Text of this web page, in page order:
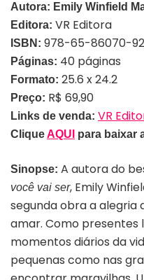
Autora: Emily Winfield
Editora: VR Editora
ISBN: 978-65-86070-
Páginas: 40 páginas
Formato: 25.6 x 24.2
Preço: R$ 69,90
Links de venda: VR
CliqueAQUI para baixar
Sinopse: A autora do
você vai ser, Emily
segunda obra a alegria
amar. Como presentes
momentos diários da
pequenas como nas